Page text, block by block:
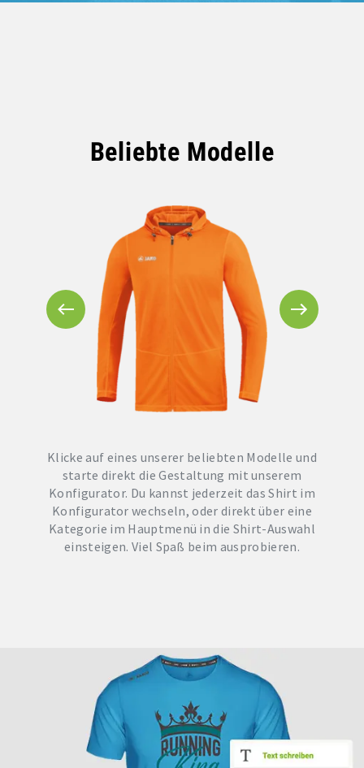
Beliebte Modelle
Klicke auf eines unserer beliebten Modelle und
starte direkt die Gestaltung mit unserem
Konfigurator. Du kannst jederzeit das Shirt im
Konfigurator wechseln, oder direkt über eine
Kategorie im Hauptmenü in die Shirt-Auswahl
einsteigen. Viel Spaß beim ausprobieren.